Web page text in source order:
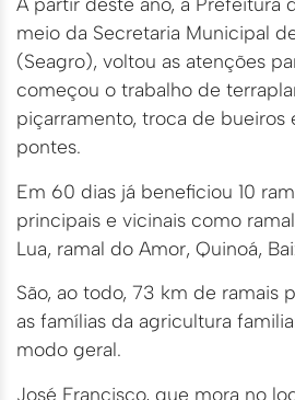
meio da Secretaria Municipal
(Seagro), voltou as atenções
começou o trabalho de
piçarramento, troca de bueiros
pontes.
Em 60 dias já beneficiou 10
principais e vicinais como
Lua, ramal do Amor, Quinoá,
São, ao todo, 73 km de ramais
as famílias da agricultura
modo geral.
José Francisco, que mora no